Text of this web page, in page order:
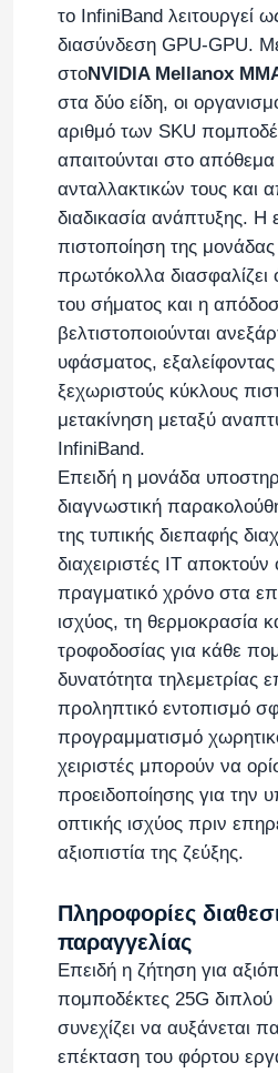
το InfiniBand λειτουργεί
διασύνδεση GPU-GPU.
στοNVIDIA Mellanox
στα δύο είδη, οι
αριθμό των SKU
απαιτούνται στο
ανταλλακτικών τους και
διαδικασία ανάπτυξης. Η
πιστοποίηση της μονάδας
πρωτόκολλα διασφαλίζει
του σήματος και η
βελτιστοποιούνται
υφάσματος,
ξεχωριστούς κύκλους
μετακίνηση μεταξύ
InfiniBand.
Επειδή η μονάδα
διαγνωστική
της τυπικής διεπαφής
διαχειριστές IT
πραγματικό χρόνο στα
ισχύος, τη θερμοκρασία
τροφοδοσίας για κάθε
δυνατότητα τηλεμετρίας
προληπτικό εντοπισμό
προγραμματισμό
χειριστές μπορούν να
προειδοποίησης για την
οπτικής ισχύος πριν
αξιοπιστία της ζεύξης.
Πληροφορίες
παραγγελίας
Επειδή η ζήτηση για
πομποδέκτες 25G
συνεχίζει να αυξάνεται
επέκταση του φόρτου